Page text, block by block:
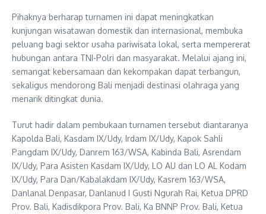
Pihaknya berharap turnamen ini dapat meningkatkan
kunjungan wisatawan domestik dan internasional, membuka
peluang bagi sektor usaha pariwisata lokal, serta mempererat
hubungan antara TNI-Polri dan masyarakat. Melalui ajang ini,
semangat kebersamaan dan kekompakan dapat terbangun,
sekaligus mendorong Bali menjadi destinasi olahraga yang
menarik ditingkat dunia.
Turut hadir dalam pembukaan turnamen tersebut diantaranya
Kapolda Bali, Kasdam IX/Udy, Irdam IX/Udy, Kapok Sahli
Pangdam IX/Udy, Danrem 163/WSA, Kabinda Bali, Asrendam
IX/Udy, Para Asisten Kasdam IX/Udy, LO AU dan LO AL Kodam
IX/Udy, Para Dan/Kabalakdam IX/Udy, Kasrem 163/WSA,
Danlanal Denpasar, Danlanud I Gusti Ngurah Rai, Ketua DPRD
Prov. Bali, Kadisdikpora Prov. Bali, Ka BNNP Prov. Bali, Ketua